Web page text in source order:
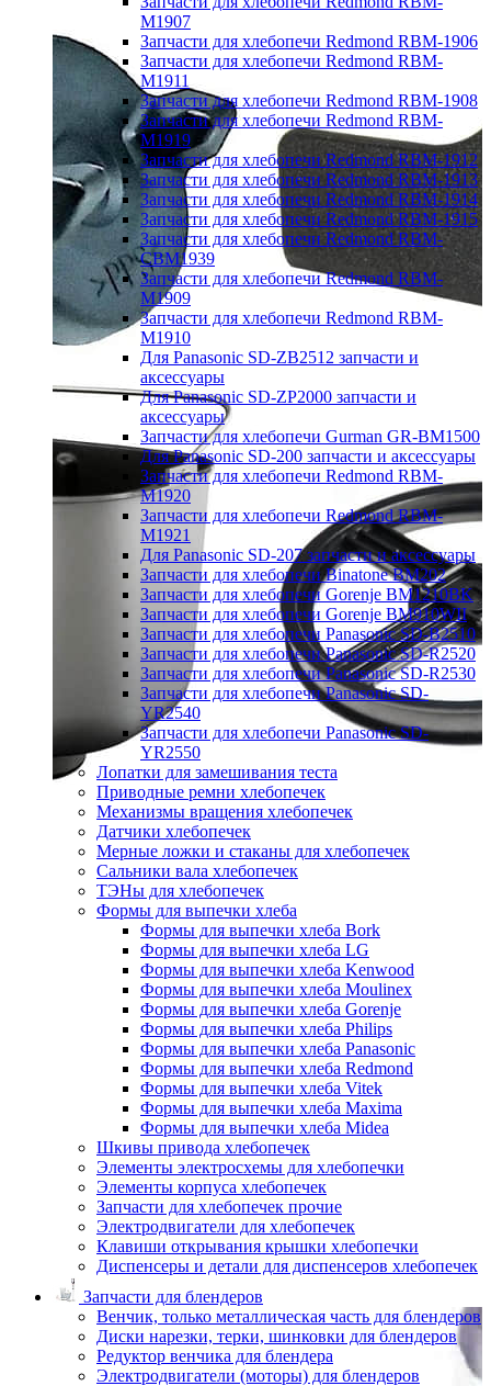
M1907
Запчасти для хлебопечи Redmond RBM-1906
Запчасти для хлебопечи Redmond RBM-
M1911
Запчасти для хлебопечи Redmond RBM-1908
Запчасти для хлебопечи Redmond RBM-
M1919
Запчасти для хлебопечи Redmond RBM-1912
Запчасти для хлебопечи Redmond RBM-1913
Запчасти для хлебопечи Redmond RBM-1914
Запчасти для хлебопечи Redmond RBM-1915
Запчасти для хлебопечи Redmond RBM-
CBM1939
Запчасти для хлебопечи Redmond RBM-
M1909
Запчасти для хлебопечи Redmond RBM-
M1910
Для Panasonic SD-ZB2512 запчасти и
аксессуары
Для Panasonic SD-ZP2000 запчасти и
аксессуары
Запчасти для хлебопечи Gurman GR-BM1500
Для Panasonic SD-200 запчасти и аксессуары
Запчасти для хлебопечи Redmond RBM-
M1920
Запчасти для хлебопечи Redmond RBM-
M1921
Для Panasonic SD-207 запчасти и аксессуары
Запчасти для хлебопечи Binatone BM202
Запчасти для хлебопечи Gorenje BM1210BK
Запчасти для хлебопечи Gorenje BM910WII
Запчасти для хлебопечи Panasonic SD-B2510
Запчасти для хлебопечи Panasonic SD-R2520
Запчасти для хлебопечи Panasonic SD-R2530
Запчасти для хлебопечи Panasonic SD-
YR2540
Запчасти для хлебопечи Panasonic SD-
YR2550
Лопатки для замешивания теста
Приводные ремни хлебопечек
Механизмы вращения хлебопечек
Датчики хлебопечек
Мерные ложки и стаканы для хлебопечек
Сальники вала хлебопечек
ТЭНы для хлебопечек
Формы для выпечки хлеба
Формы для выпечки хлеба Bork
Формы для выпечки хлеба LG
Формы для выпечки хлеба Kenwood
Формы для выпечки хлеба Moulinex
Формы для выпечки хлеба Gorenje
Формы для выпечки хлеба Philips
Формы для выпечки хлеба Panasonic
Формы для выпечки хлеба Redmond
Формы для выпечки хлеба Vitek
Формы для выпечки хлеба Maxima
Формы для выпечки хлеба Midea
Шкивы привода хлебопечек
Элементы электросхемы для хлебопечки
Элементы корпуса хлебопечек
Запчасти для хлебопечек прочие
Электродвигатели для хлебопечек
Клавиши открывания крышки хлебопечки
Диспенсеры и детали для диспенсеров хлебопечек
Запчасти для блендеров
Венчик, только металлическая часть для блендеров
Диски нарезки, терки, шинковки для блендеров
Редуктор венчика для блендера
Электродвигатели (моторы) для блендеров